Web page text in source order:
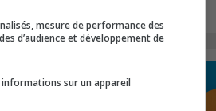
PARTAGEZ
mesure de performance des
d’audience et développement de
sur un appareil